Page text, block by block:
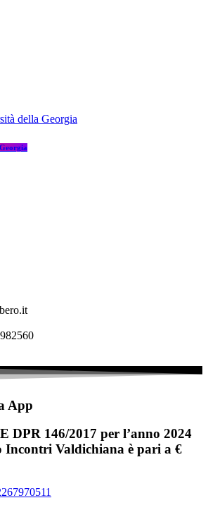
App
DPR 146/2017 per l’anno 2024
Incontri Valdichiana è pari a €